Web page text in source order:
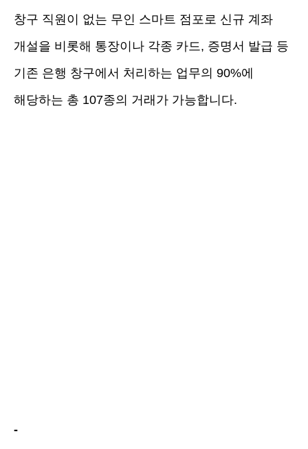
창구 직원이 없는 무인 스마트 점포로 신규 계좌
개설을 비롯해 통장이나 각종 카드, 증명서 발급 등
기존 은행 창구에서 처리하는 업무의 90%에
해당하는 총 107종의 거래가 가능합니다.
-